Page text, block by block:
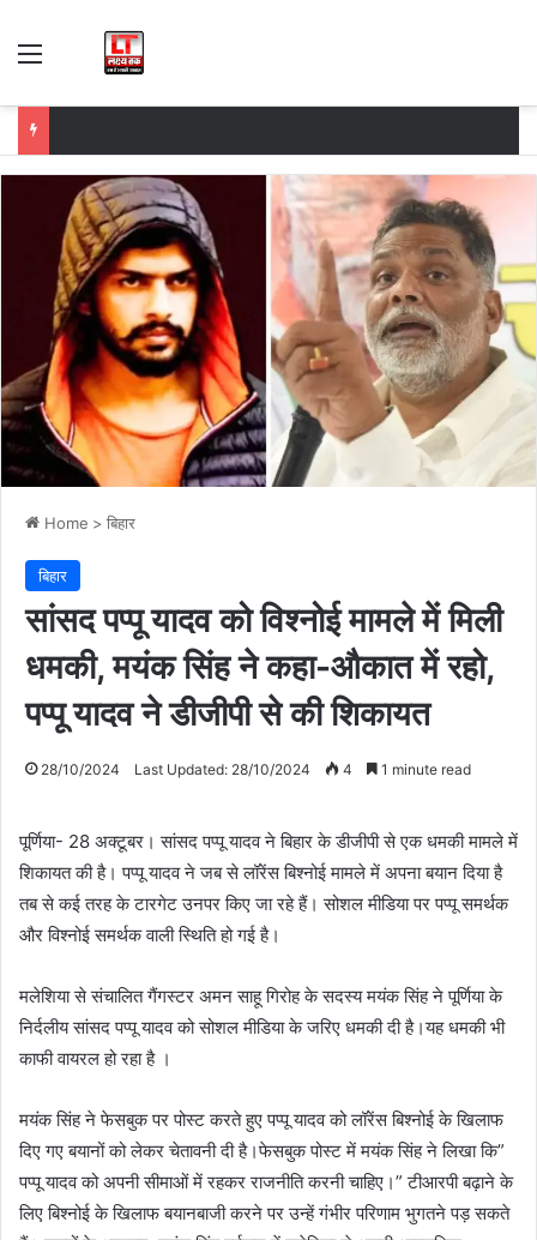
Menu
Home > बिहार
बिहार
सांसद पप्पू यादव को विश्नोई मामले में मिली
धमकी, मयंक सिंह ने कहा-औकात में रहो,
पप्पू यादव ने डीजीपी से की शिकायत
28/10/2024 Last Updated: 28/10/2024 4 1 minute read
पूर्णिया- 28 अक्टूबर। सांसद पप्पू यादव ने बिहार के डीजीपी से एक धमकी मामले में
शिकायत की है। पप्पू यादव ने जब से लॉरेंस बिश्नोई मामले में अपना बयान दिया है
तब से कई तरह के टारगेट उनपर किए जा रहे हैं। सोशल मीडिया पर पप्पू समर्थक
और विश्नोई समर्थक वाली स्थिति हो गई है।
मलेशिया से संचालित गैंगस्टर अमन साहू गिरोह के सदस्य मयंक सिंह ने पूर्णिया के
निर्दलीय सांसद पप्पू यादव को सोशल मीडिया के जरिए धमकी दी है।यह धमकी भी
काफी वायरल हो रहा है ।
मयंक सिंह ने फेसबुक पर पोस्ट करते हुए पप्पू यादव को लॉरेंस बिश्नोई के खिलाफ
दिए गए बयानों को लेकर चेतावनी दी है।फेसबुक पोस्ट में मयंक सिंह ने लिखा कि”
पप्पू यादव को अपनी सीमाओं में रहकर राजनीति करनी चाहिए।” टीआरपी बढ़ाने के
लिए बिश्नोई के खिलाफ बयानबाजी करने पर उन्हें गंभीर परिणाम भुगतने पड़ सकते